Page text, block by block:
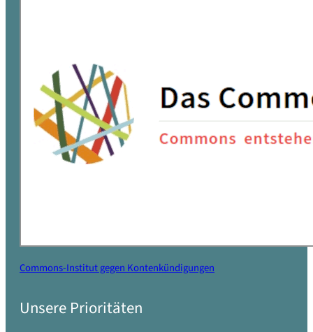
Commons-Institut gegen Kontenkündigungen
Unsere Prioritäten